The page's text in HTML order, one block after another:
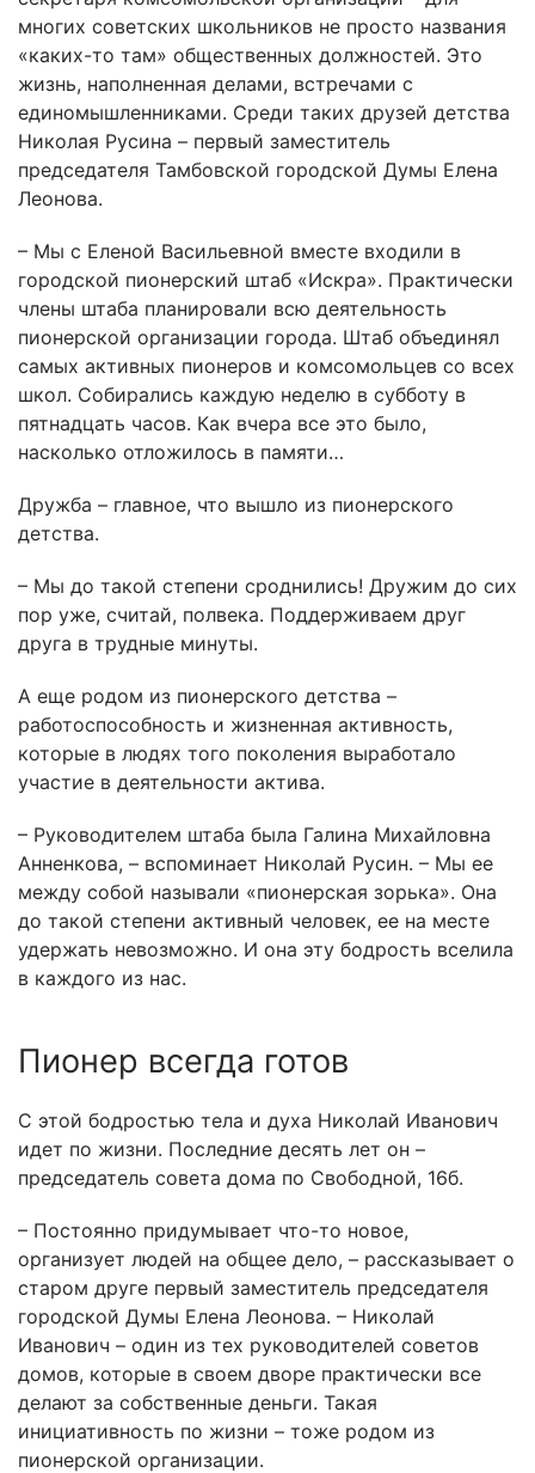
многих советских школьников не просто названия
«каких-то там» общественных должностей. Это
жизнь, наполненная делами, встречами с
единомышленниками. Среди таких друзей детства
Николая Русина – первый заместитель
председателя Тамбовской городской Думы Елена
Леонова.
– Мы с Еленой Васильевной вместе входили в
городской пионерский штаб «Искра». Практически
члены штаба планировали всю деятельность
пионерской организации города. Штаб объединял
самых активных пионеров и комсомольцев со всех
школ. Собирались каждую неделю в субботу в
пятнадцать часов. Как вчера все это было,
насколько отложилось в памяти…
Дружба – главное, что вышло из пионерского
детства.
– Мы до такой степени сроднились! Дружим до сих
пор уже, считай, полвека. Поддерживаем друг
друга в трудные минуты.
А еще родом из пионерского детства –
работоспособность и жизненная активность,
которые в людях того поколения выработало
участие в деятельности актива.
– Руководителем штаба была Галина Михайловна
Анненкова, – вспоминает Николай Русин. – Мы ее
между собой называли «пионерская зорька». Она
до такой степени активный человек, ее на месте
удержать невозможно. И она эту бодрость вселила
в каждого из нас.
Пионер всегда готов
С этой бодростью тела и духа Николай Иванович
идет по жизни. Последние десять лет он –
председатель совета дома по Свободной, 16б.
– Постоянно придумывает что-то новое,
организует людей на общее дело, – рассказывает о
старом друге первый заместитель председателя
городской Думы Елена Леонова. – Николай
Иванович – один из тех руководителей советов
домов, которые в своем дворе практически все
делают за собственные деньги. Такая
инициативность по жизни – тоже родом из
пионерской организации.